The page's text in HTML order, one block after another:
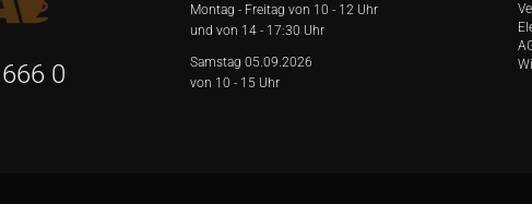
0
Montag - Freitag von 10 - 12 Uhr
und von 14 - 17:30 Uhr
Samstag 05.09.2026
von 10 - 15 Uhr